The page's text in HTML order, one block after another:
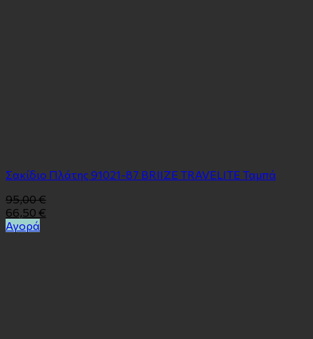
Σακίδιο Πλάτης 91021-87 BRIIZE TRAVELITE Ταμπά
95,00€
66,50 €
Αγορά